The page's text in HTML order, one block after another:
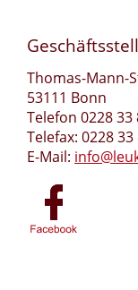
Thomas-Mann-
53111 Bonn
Telefon 0228 33
Telefax: 0228 33
E-Mail: